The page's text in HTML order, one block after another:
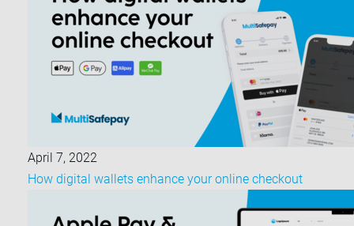
April 7, 2022
How digital wallets enhance your online checkout